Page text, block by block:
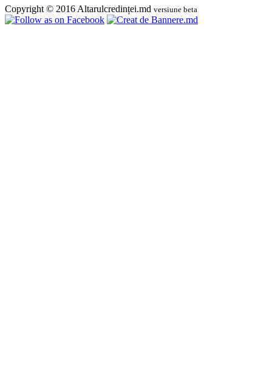
Copyright © 2016 Altarulcredinței.md versiune beta